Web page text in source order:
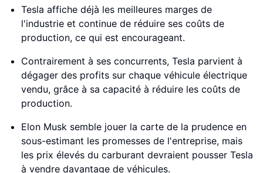
Tesla affiche déjà les meilleures marges de
l'industrie et continue de réduire ses coûts de
production, ce qui est encourageant.
Contrairement à ses concurrents, Tesla parvient à
dégager des profits sur chaque véhicule électrique
vendu, grâce à sa capacité à réduire les coûts de
production.
Elon Musk semble jouer la carte de la prudence en
sous-estimant les promesses de l'entreprise, mais
les prix élevés du carburant devraient pousser Tesla
à vendre davantage de véhicules.